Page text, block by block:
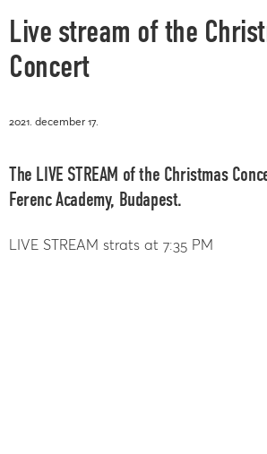
Live stream of the
Concert
2021. december 17.
The LIVE STREAM of the Christmas
Ferenc Academy, Budapest.
LIVE STREAM strats at 7:35 PM